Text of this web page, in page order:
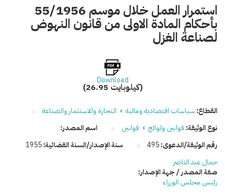
استمرار العمل خلال موسم 55/1956
بأحكام المادة الاولى من قانون النهوض
لصناعة الغزل
Download
(26.95 كيلوبايت)
القطاع: سياسات اقتصادية ومالية › التجارة والاستثمار والصناعة
نوع الوثيقة: قوانين ولوائح › قوانين
رقم الوثيقة/الدعوى:495 سنة الإصدار/السنة القضائية:1955
اسم المصدر:
جمال عبد الناصر
صفة المصدر / جهة الإصدار:
رئيس مجلس الوزراء